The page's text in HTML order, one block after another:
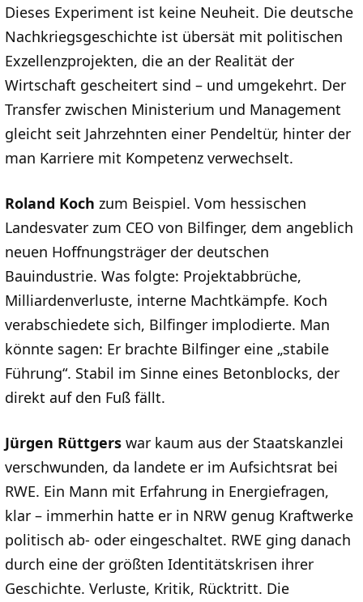
Dieses Experiment ist keine Neuheit. Die deutsche
Nachkriegsgeschichte ist übersät mit politischen
Exzellenzprojekten, die an der Realität der
Wirtschaft gescheitert sind – und umgekehrt. Der
Transfer zwischen Ministerium und Management
gleicht seit Jahrzehnten einer Pendeltür, hinter der
man Karriere mit Kompetenz verwechselt.
Roland Koch zum Beispiel. Vom hessischen
Landesvater zum CEO von Bilfinger, dem angeblich
neuen Hoffnungsträger der deutschen
Bauindustrie. Was folgte: Projektabbrüche,
Milliardenverluste, interne Machtkämpfe. Koch
verabschiedete sich, Bilfinger implodierte. Man
könnte sagen: Er brachte Bilfinger eine „stabile
Führung“. Stabil im Sinne eines Betonblocks, der
direkt auf den Fuß fällt.
Jürgen Rüttgers war kaum aus der Staatskanzlei
verschwunden, da landete er im Aufsichtsrat bei
RWE. Ein Mann mit Erfahrung in Energiefragen,
klar – immerhin hatte er in NRW genug Kraftwerke
politisch ab- oder eingeschaltet. RWE ging danach
durch eine der größten Identitätskrisen ihrer
Geschichte. Verluste, Kritik, Rücktritt. Die